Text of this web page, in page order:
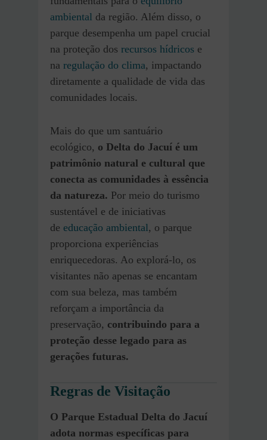
ambiental da região. Além disso, o
parque desempenha um papel crucial
na proteção dos recursos hídricos e
na regulação do clima, impactando
diretamente a qualidade de vida das
comunidades locais.
Mais do que um santuário
ecológico, o Delta do Jacuí é um
patrimônio natural e cultural que
conecta as comunidades à essência
da natureza. Por meio do turismo
sustentável e de iniciativas
de educação ambiental, o parque
proporciona experiências
enriquecedoras. Ao explorá-lo, os
visitantes não apenas se encantam
com sua beleza, mas também
reforçam a importância da
preservação, contribuindo para a
proteção desse legado para as
gerações futuras.
Regras de Visitação
O Parque Estadual Delta do Jacuí
adota normas específicas para